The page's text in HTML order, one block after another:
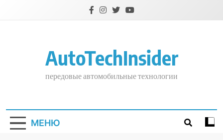
AutoTechInsider
передовые автомобильные технологии
МЕНЮ